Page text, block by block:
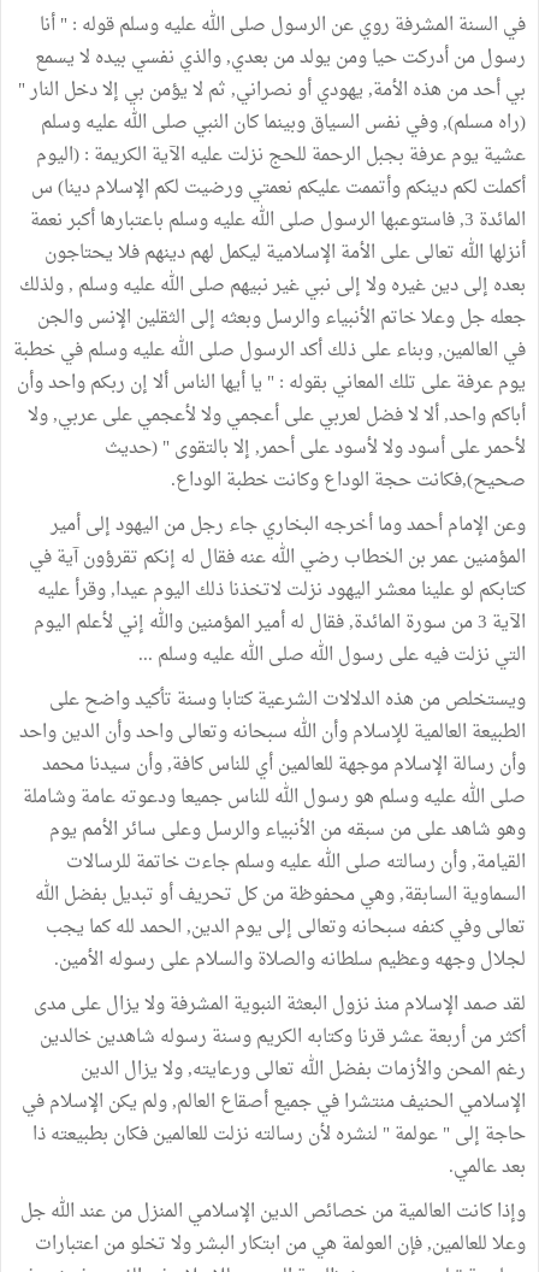
في السنة المشرفة روي عن الرسول صلى الله عليه وسلم قوله : " أنا
رسول من أدركت حيا ومن يولد من بعدي, والذي نفسي بيده لا يسمع
بي أحد من هذه الأمة, يهودي أو نصراني, ثم لا يؤمن بي إلا دخل النار "
(راه مسلم), وفي نفس السياق وبينما كان النبي صلى الله عليه وسلم
عشية يوم عرفة بجبل الرحمة للحج نزلت عليه الآية الكريمة : (اليوم
أكملت لكم دينكم وأتممت عليكم نعمتي ورضيت لكم الإسلام دينا) س
المائدة 3, فاستوعبها الرسول صلى الله عليه وسلم باعتبارها أكبر نعمة
أنزلها الله تعالى على الأمة الإسلامية ليكمل لهم دينهم فلا يحتاجون
بعده إلى دين غيره ولا إلى نبي غير نبيهم صلى الله عليه وسلم , ولذلك
جعله جل وعلا خاتم الأنبياء والرسل وبعثه إلى الثقلين الإنس والجن
في العالمين, وبناء على ذلك أكد الرسول صلى الله عليه وسلم في خطبة
يوم عرفة على تلك المعاني بقوله : " يا أيها الناس ألا إن ربكم واحد وأن
أباكم واحد, ألا لا فضل لعربي على أعجمي ولا لأعجمي على عربي, ولا
لأحمر على أسود ولا لأسود على أحمر, إلا بالتقوى " (حديث
صحيح),فكانت حجة الوداع وكانت خطبة الوداع.
وعن الإمام أحمد وما أخرجه البخاري جاء رجل من اليهود إلى أمير
المؤمنين عمر بن الخطاب رضي الله عنه فقال له إنكم تقرؤون آية في
كتابكم لو علينا معشر اليهود نزلت لاتخذنا ذلك اليوم عيدا, وقرأ عليه
الآية 3 من سورة المائدة, فقال له أمير المؤمنين والله إني لأعلم اليوم
التي نزلت فيه على رسول الله صلى الله عليه وسلم ...
ويستخلص من هذه الدلالات الشرعية كتابا وسنة تأكيد واضح على
الطبيعة العالمية للإسلام وأن الله سبحانه وتعالى واحد وأن الدين واحد
وأن رسالة الإسلام موجهة للعالمين أي للناس كافة, وأن سيدنا محمد
صلى الله عليه وسلم هو رسول الله للناس جميعا ودعوته عامة وشاملة
وهو شاهد على من سبقه من الأنبياء والرسل وعلى سائر الأمم يوم
القيامة, وأن رسالته صلى الله عليه وسلم جاءت خاتمة للرسالات
السماوية السابقة, وهي محفوظة من كل تحريف أو تبديل بفضل الله
تعالى وفي كنفه سبحانه وتعالى إلى يوم الدين, الحمد لله كما يجب
لجلال وجهه وعظيم سلطانه والصلاة والسلام على رسوله الأمين.
لقد صمد الإسلام منذ نزول البعثة النبوية المشرفة ولا يزال على مدى
أكثر من أربعة عشر قرنا وكتابه الكريم وسنة رسوله شاهدين خالدين
رغم المحن والأزمات بفضل الله تعالى ورعايته, ولا يزال الدين
الإسلامي الحنيف منتشرا في جميع أصقاع العالم, ولم يكن الإسلام في
حاجة إلى " عولمة " لنشره لأن رسالته نزلت للعالمين فكان بطبيعته ذا
بعد عالمي.
وإذا كانت العالمية من خصائص الدين الإسلامي المنزل من عند الله جل
وعلا للعالمين, فإن العولمة هي من ابتكار البشر ولا تخلو من اعتبارات